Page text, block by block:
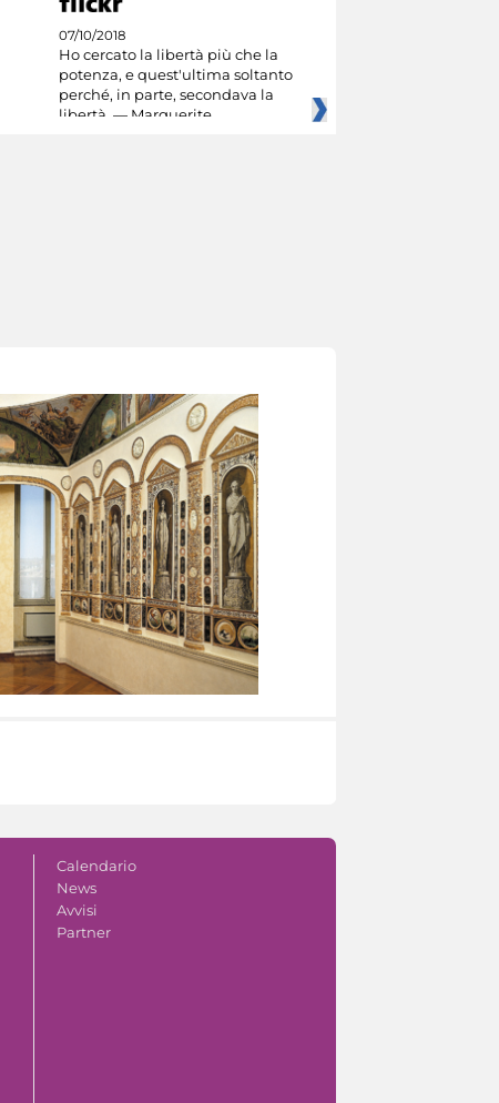
07/10/2018
Ho cercato la libertà più che la
potenza, e quest'ultima soltanto
perché, in parte, secondava la
libertà. — Marguerite
Calendario
News
Avvisi
Partner